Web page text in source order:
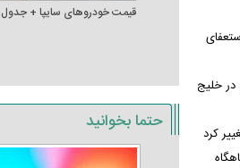
قیمت خودرو‌های سایپا + جدول
حتما بخوانید
خلیج
کرد